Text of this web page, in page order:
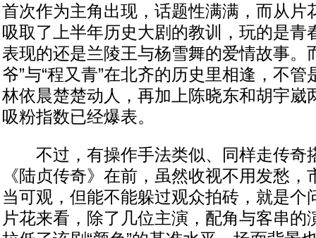
首次作为主角出现，话题性满满，而从片
吸取了上半年历史大剧的教训，玩的是青
表现的还是兰陵王与杨雪舞的爱情故事。
爷”与“程又青”在北齐的历史里相逢，不
林依晨楚楚动人，再加上陈晓东和胡宇崴
吸粉指数已经爆表。
不过，有操作手法类似、同样走传奇
《陆贞传奇》在前，虽然收视不用发愁，
当可观，但能不能躲过观众拍砖，就是个
片花来看，除了几位主演，配角与客串的